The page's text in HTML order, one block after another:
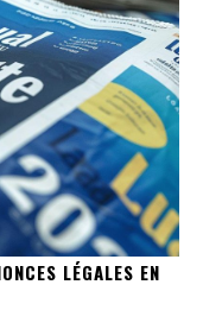
LÉGALES EN